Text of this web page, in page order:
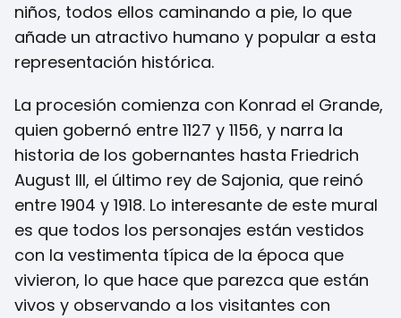
niños, todos ellos caminando a pie, lo que
añade un atractivo humano y popular a esta
representación histórica.
La procesión comienza con Konrad el Grande,
quien gobernó entre 1127 y 1156, y narra la
historia de los gobernantes hasta Friedrich
August III, el último rey de Sajonia, que reinó
entre 1904 y 1918. Lo interesante de este mural
es que todos los personajes están vestidos
con la vestimenta típica de la época que
vivieron, lo que hace que parezca que están
vivos y observando a los visitantes con